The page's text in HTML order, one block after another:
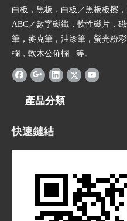
白板，黑板，白板／黑板板擦
ABC／數字磁鐵，軟性磁片，
筆，麥克筆，油漆筆，螢光粉
欄，軟木公佈欄...等。
產品分類
快速鏈結